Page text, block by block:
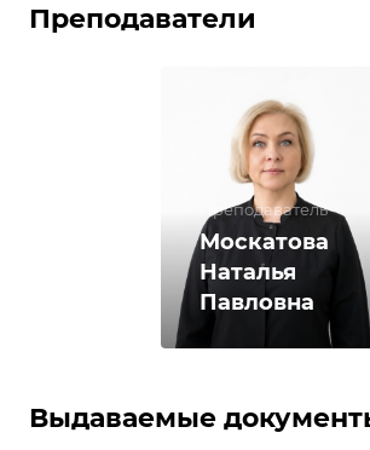
Преподаватели
Преподаватель
Москатова
Наталья
Павловна
Выдаваемые